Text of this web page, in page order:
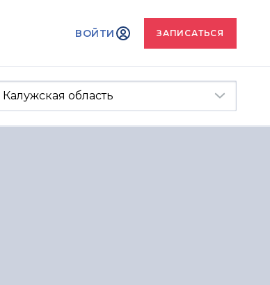
ВОЙТИ ЗАПИСАТЬСЯ